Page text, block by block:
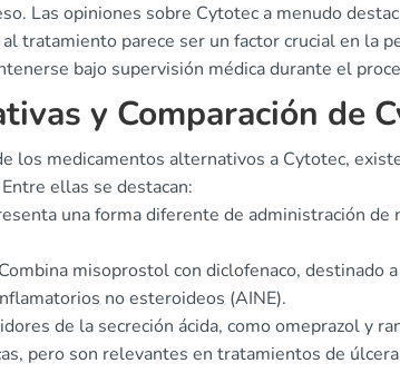
Las opiniones sobre Cytotec a menudo
al tratamiento parece ser un factor crucial en la
bajo supervisión médica durante el
y Comparación de
los medicamentos alternativos a Cytotec,
ellas se destacan:
una forma diferente de administración
misoprostol con diclofenaco, destinado
no esteroideos (AINE).
de la secreción ácida, como omeprazol y
pero son relevantes en tratamientos de